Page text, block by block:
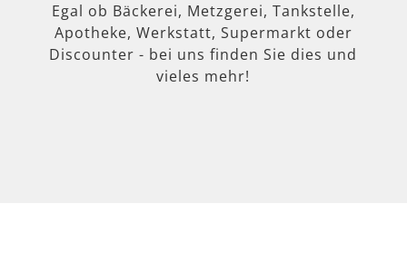
Egal ob Bäckerei, Metzgerei, Tankstelle,
Apotheke, Werkstatt, Supermarkt oder
Discounter - bei uns finden Sie dies und
vieles mehr!